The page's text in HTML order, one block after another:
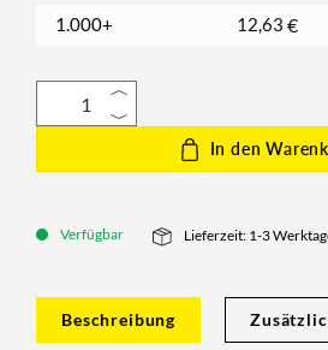
1.000+ 12,63 €
In den
Verfügbar Lieferzeit: 1-3
Beschreibung